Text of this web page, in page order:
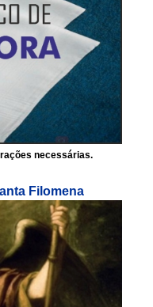
necessárias.
Filomena